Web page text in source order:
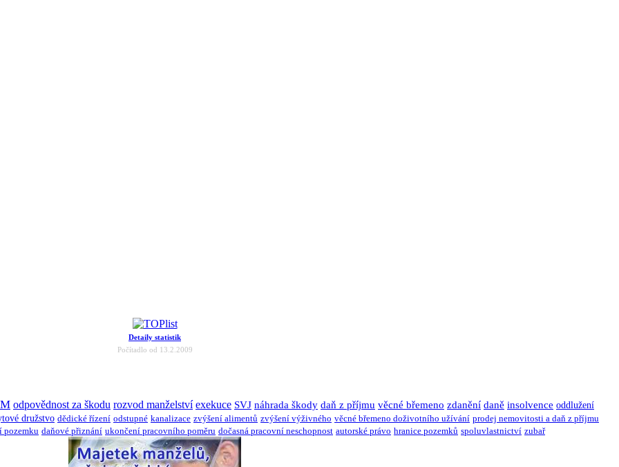
Detaily statistik
Počítadlo od 13.2.2009
odpovědnost za škodu rozvod manželství exekuce SVJ náhrada škody daň z příjmu věcné břemeno zdanění daně insolvence oddlužení
družstvo dědické řízení odstupné kanalizace zvýšení alimentů zvýšení výživného věcné břemeno doživotního užívání prodej nemovitosti a daň z příjmu
pozemku daňové přiznání ukončení pracovního poměru dočasná pracovní neschopnost autorské právo hranice pozemků spoluvlastnictví zubař